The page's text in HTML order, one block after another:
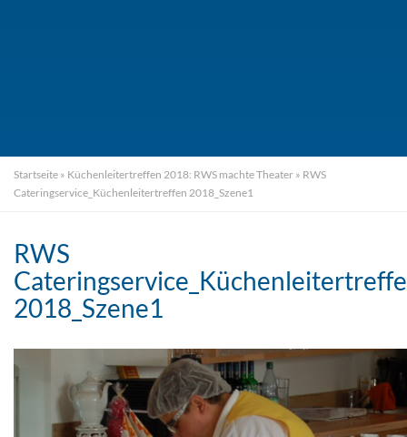
Startseite » Küchenleitertreffen 2018: RWS machte Theater » RWS
Cateringservice_Küchenleitertreffen 2018_Szene1
RWS
2018_Szene1